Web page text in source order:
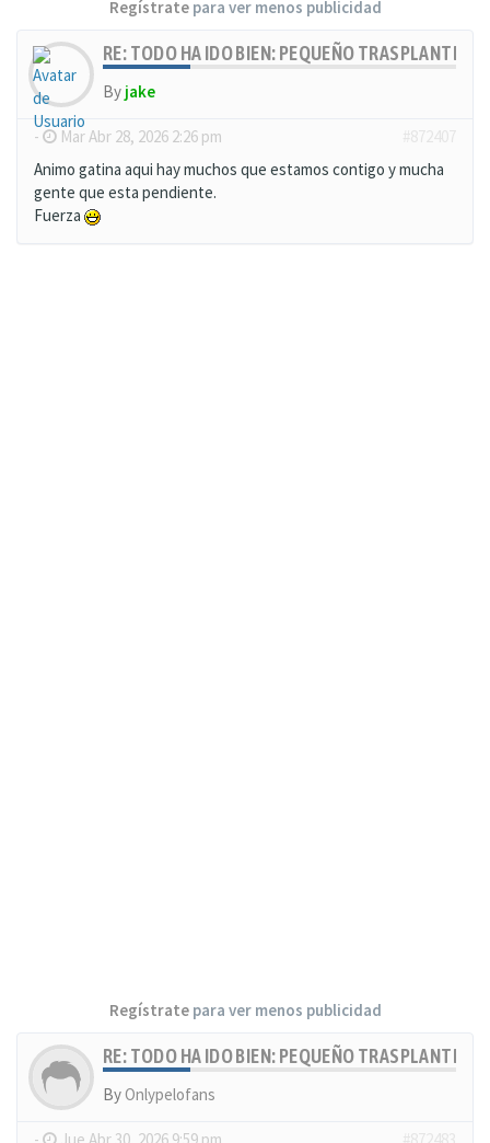
Regístratepara ver menos publicidad
RE: TODO HA IDO BIEN: PEQUEÑO TRASPLANTE,
By jake
- Mar Abr 28, 2026 2:26 pm
Animo gatina aqui hay muchos que estamos contigo y mucha
gente que esta pendiente.
Fuerza
Regístratepara ver menos publicidad
RE: TODO HA IDO BIEN: PEQUEÑO TRASPLANTE,
By Onlypelofans